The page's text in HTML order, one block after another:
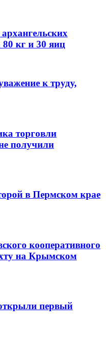
кг и 30 яиц
к труду,
торговли
получили
в Пермском крае
кооперативного
на Крымском
первый